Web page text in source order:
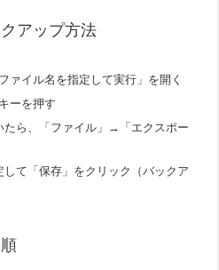
アップ方法
ァイル名を指定して実行」を開く
ーを押す
たら、「ファイル」→「エクスポー
て「保存」をクリック（バックア